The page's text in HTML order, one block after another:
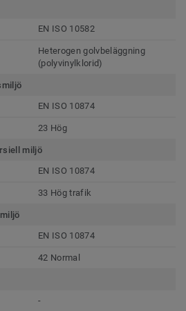
EN ISO 10582
Heterogen golvbeläggning
(polyvinylklorid)
EN ISO 10874
23 Hög
miljö
EN ISO 10874
33 Hög trafik
EN ISO 10874
42 Normal
-